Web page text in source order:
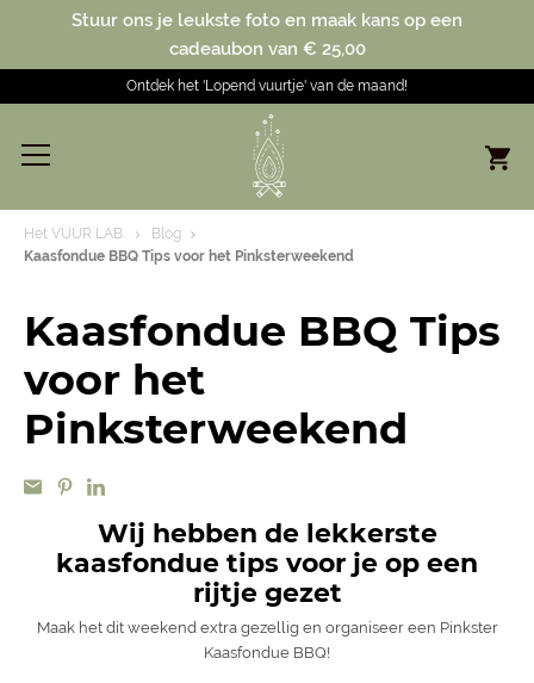
Stuur ons je leukste foto en maak kans op een
cadeaubon van € 25,00
Ontdek het 'Lopend vuurtje' van de maand!
Het VUUR LAB.
Blog
Kaasfondue BBQ Tips voor het Pinksterweekend
Kaasfondue BBQ Tips
voor het
Pinksterweekend
Wij hebben de lekkerste
kaasfondue tips voor je op een
rijtje gezet
Maak het dit weekend extra gezellig en organiseer een Pinkster
Kaasfondue BBQ!